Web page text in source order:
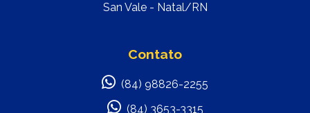
San Vale - Natal/RN
Contato
(84) 98826-2255
(84) 3653-3315